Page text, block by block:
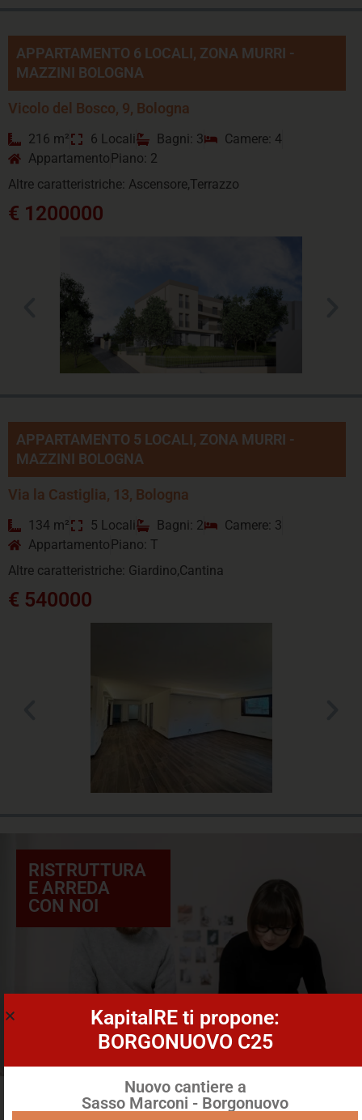
APPARTAMENTO 6 LOCALI, ZONA MURRI -
MAZZINI BOLOGNA
Vicolo del Bosco, 9, Bologna
216 m² 6 Locali Bagni: 3
Camere: 4
Appartamento Piano: 2
Altre caratteristriche: Ascensore,Terrazzo
€ 1200000
APPARTAMENTO 5 LOCALI, ZONA MURRI -
MAZZINI BOLOGNA
Via la Castiglia, 13, Bologna
134 m² 5 Locali Bagni: 2
Camere: 3
Appartamento Piano: T
Altre caratteristriche: Giardino,Cantina
€ 540000
RISTRUTTURA
E ARREDA
CON NOI
KapitalRE ti propone:
BORGONUOVO C25
Nuovo cantiere a
Sasso Marconi - Borgonuovo